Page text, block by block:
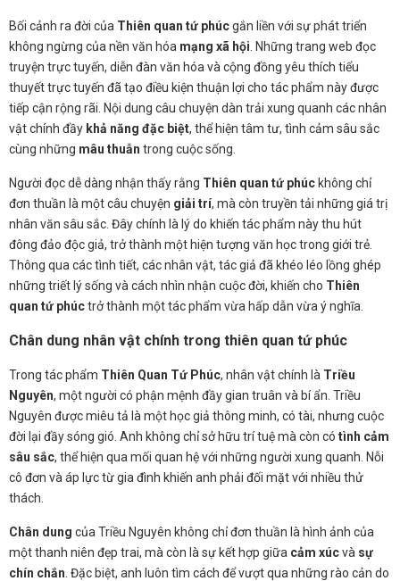
Bối cảnh ra đời của Thiên quan tứ phúcgắn liền với sự phát triển
không ngừng của nền văn hóa mạng xã hội . Những trang web đọc
truyện trực tuyến, diễn đàn văn hóa và cộng đồng yêu thích tiểu
thuyết trực tuyến đã tạo điều kiện thuận lợi cho tác phẩm này được
tiếp cận rộng rãi. Nội dung câu chuyện dàn trải xung quanh các nhân
vật chính đầy khả năng đặc biệt, thể hiện tâm tư, tình cảm sâu sắc
cùng những mâu thuẫn trong cuộc sống.
Người đọc dễ dàng nhận thấy rằng Thiên quan tứ phúc không chỉ
đơn thuần là một câu chuyện giải trí, mà còn truyền tải những giá trị
nhân văn sâu sắc. Đây chính là lý do khiến tác phẩm này thu hút
đông đảo độc giả, trở thành một hiện tượng văn học trong giới trẻ.
Thông qua các tình tiết, các nhân vật, tác giả đã khéo léo lồng ghép
những triết lý sống và cách nhìn nhận cuộc đời, khiến cho Thiên
quan tứ phúctrở thành một tác phẩm vừa hấp dẫn vừa ý nghĩa.
Chân dung nhân vật chính trong thiên quan tứ phúc
Trong tác phẩm Thiên Quan Tứ Phúc, nhân vật chính là Triều
Nguyên, một người có phận mệnh đầy gian truân và bí ẩn. Triều
Nguyên được miêu tả là một học giả thông minh, có tài, nhưng cuộc
đời lại đầy sóng gió. Anh không chỉ sở hữu trí tuệ mà còn có tình cảm
sâu sắc, thể hiện qua mối quan hệ với những người xung quanh. Nỗi
cô đơn và áp lực từ gia đình khiến anh phải đối mặt với nhiều thử
thách.
Chân dung của Triều Nguyên không chỉ đơn thuần là hình ảnh của
một thanh niên đẹp trai, mà còn là sự kết hợp giữa cảm xúcvà sự
chín chắn . Đặc biệt, anh luôn tìm cách để vượt qua những rào cản do